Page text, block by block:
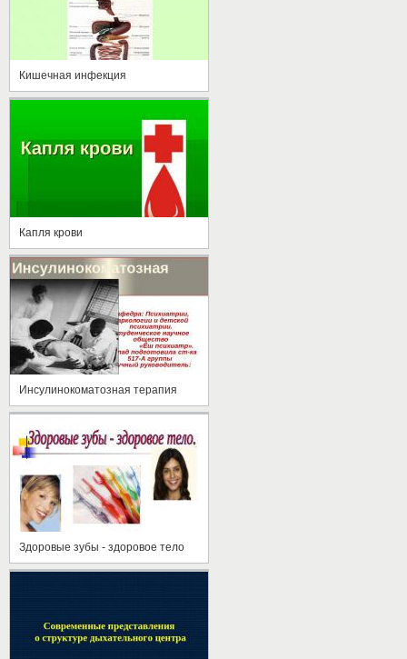
Кишечная инфекция
Капля крови
Инсулинокоматозная терапия
Здоровые зубы - здоровое тело